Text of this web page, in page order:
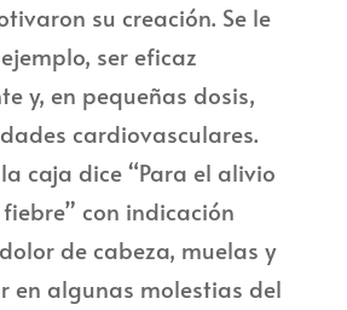
su creación. Se le
ser eficaz
y, en pequeñas dosis,
cardiovasculares.
caja dice “Para el alivio
con indicación
de cabeza, muelas y
en algunas molestias del